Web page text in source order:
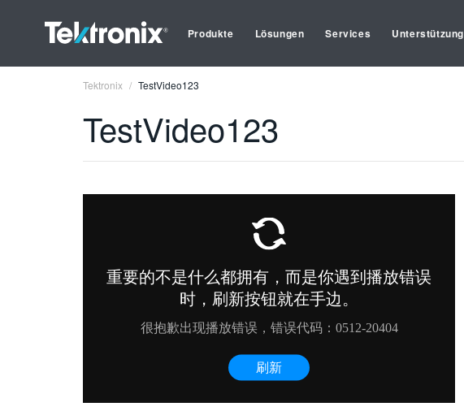
Produkte Lösungen Services Unterstützung
Tektronix TestVideo123
TestVideo123